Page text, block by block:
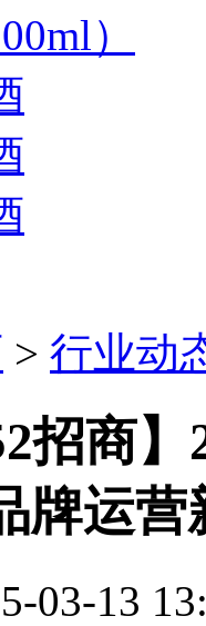
）
> 行业动
招商
牌运营
03-13